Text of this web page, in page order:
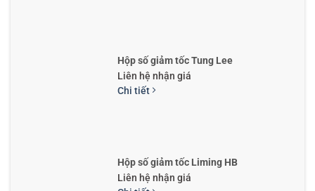
Hộp số giảm tốc Tung Lee
Liên hệ nhận giá
Chi tiết
Hộp số giảm tốc Liming HB
Liên hệ nhận giá